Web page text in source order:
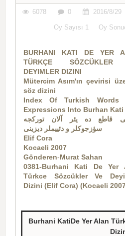
6078 0 2016/8/29
Oy Sayısı 1 Oy
BURHANI KATI DE YER
TÜRKÇE
DEYIMLER DIZINI
Mütercim Asım'ın çevirisi
söz dizini
Index Of Turkish Words
Expressions Into Burhan Kati
قاطع ده یئر آلان تورکجه
سؤزجوکلر و دئییملر دیزینی
Elif Cora
Kocaeli 2007
Gönderen-Murat Sahan
0381-Burhani Kati De Yer
Türkce Sözcükler Ve
Dizini (Elif Cora) (Kocaeli
Burhani KatiDe Yer Alan